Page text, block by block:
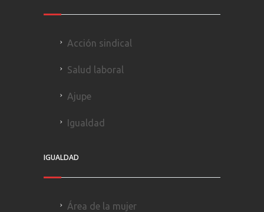
Acción sindical
Salud laboral
Ajupe
Igualdad
IGUALDAD
Área de la mujer